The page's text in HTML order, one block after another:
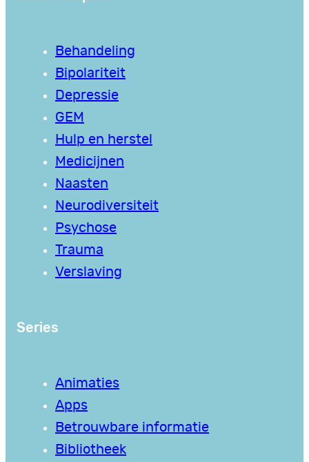
Behandeling
Bipolariteit
Depressie
GEM
Hulp en herstel
Medicijnen
Naasten
Neurodiversiteit
Psychose
Trauma
Verslaving
Series
Animaties
Apps
Betrouwbare informatie
Bibliotheek